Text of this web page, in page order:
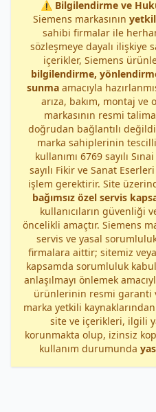
⚠️ Bilgilendirme ve
Siemens markasının
sahibi firmalar ile
sözleşmeye dayalı ilişkiye
içerikler, Siemens
bilgilendirme,
sunmaamacıyla
arıza, bakım, montaj ve
markasının resmi
doğrudan bağlantılı
marka sahiplerinin
kullanımı 6769 sayılı
sayılı Fikir ve Sanat
işlem gerektirir. Site
bağımsız özel servis
kullanıcıların güvenliği
öncelikli amaçtır. Siemens
servis ve yasal
firmalara aittir; sitemiz veya
kapsamda sorumluluk
anlaşılmayı önlemek
ürünlerinin resmi garanti
marka yetkili
site ve içerikleri, ilgili
korunmakta olup, izinsiz
kullanım durumunda